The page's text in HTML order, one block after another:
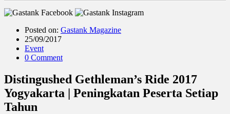
Posted on: Gastank Magazine
25/09/2017
Event
0 Comment
Distingushed Gethleman’s Ride 2017
Yogyakarta | Peningkatan Peserta Setiap
Tahun